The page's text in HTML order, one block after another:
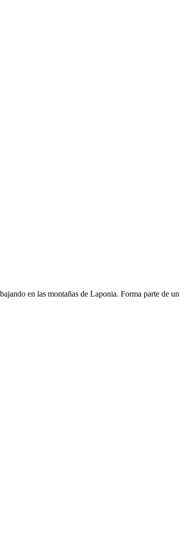
en las montañas de Laponia. Forma parte de un